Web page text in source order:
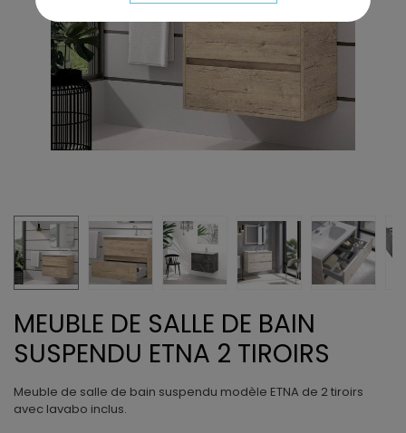
MEUBLE DE SALLE DE BAIN
SUSPENDU ETNA 2 TIROIRS
Meuble de salle de bain suspendu modèle ETNA de 2 tiroirs
avec lavabo inclus.